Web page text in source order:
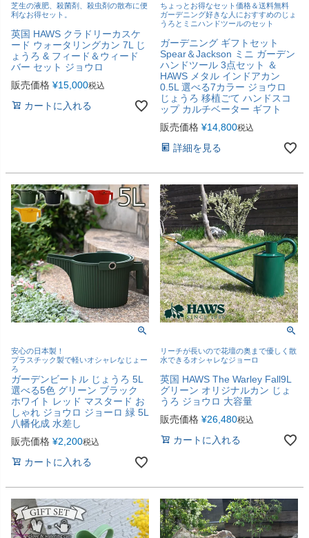
芝生の液肥、殺菌剤、殺虫剤の散布に便
利なお得セット。
英国 HAWS クラドリーカスケ
ード ウォータリングカン 7L じ
ょうろ & フィード＆ウィード
バー セット ジョウロ
販売価格 ¥15,000税込
カートに入れる
ちょっとお得なセット価格＆送料無料
ガーデニング好きな人におすすめのじょ
うろとミニハンドツールのセット
ガーデニング ギフトセット
Spear＆Jackson ミニ ガーデン
ハンドツール 3点セット ＆
HAWS メタル インドアカン
0.5L 選べる7カラー ジョウロ
じょうろ 移植ごて ハンドスコ
ップ カルチベーター ギフト
販売価格 ¥14,800税込
詳細を見る
安心の日本製！
プラスチック製で軽いオシャレなじょー
ろ
ガーデンビートル じょうろ 5L
選べる5色 グリーン ブラック
ホワイト レッド マスタード お
しゃれ ジョウロ ジョーロ 緑 5L
八幡化成 水差し
販売価格 ¥2,200税込
カートに入れる
リーチが長いので花壇の奥まで優しく散
水できるオシャレなジョーロ
英国 HAWS The Warley Fall9L
グリーン オリジナルカン じょ
うろ ジョウロ 大容量
販売価格 ¥26,480税込
カートに入れる